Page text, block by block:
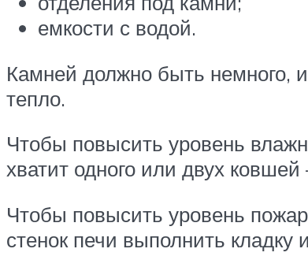
емкости с водой.
Камней должно быть немного,
тепло.
Чтобы повысить уровень
хватит одного или двух
Чтобы повысить уровень
стенок печи выполнить кладку